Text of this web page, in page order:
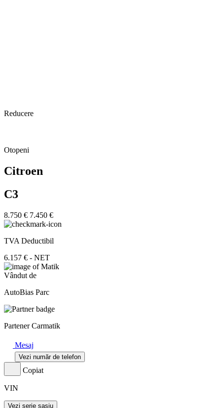
Reducere
Otopeni
Citroen
C3
8.750 € 7.450 €
TVA Deductibil
6.157 € - NET
Vândut de
AutoBias Parc
Partener Carmatik
Mesaj
Vezi număr de telefon
Copiat
VIN
Vezi serie șasiu